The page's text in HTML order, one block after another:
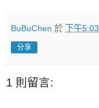
BuBuChen 於 下午5:03
分享
1 則留言: